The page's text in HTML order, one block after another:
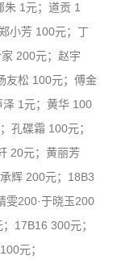
1元；道贡 1
小芳 100元；丁
200元；赵宇
友松 100元；傅金
1元；黄华 100
孔碟霜 100元；
20元；黄丽芳
辉 200元；18B3
雯200·于晓玉200
17B16 300元；
元；